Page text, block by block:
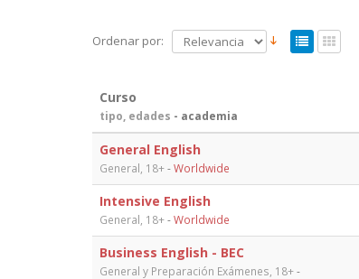
Ordenar por:
Curso
tipo, edades - academia
General English
General, 18+-Worldwide
Intensive English
General, 18+-Worldwide
Business English - BEC
General y Preparación Exámenes, 18+-